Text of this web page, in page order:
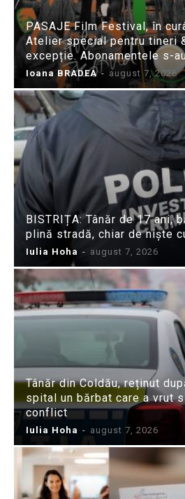
PASAJE Film Festival, în
Atelier special pentru tineri
excepție. Abonamentele s-
Ioana BRADEA - august 7, 2026
BISTRIȚA: Tânăr de 17 ani,
plină stradă, chiar de niște
Iulia Hoha - august 7, 2026
Tânăr din Coldău, reținut
spital un bărbat care a vrut
conflict
Iulia Hoha - august 7, 2026